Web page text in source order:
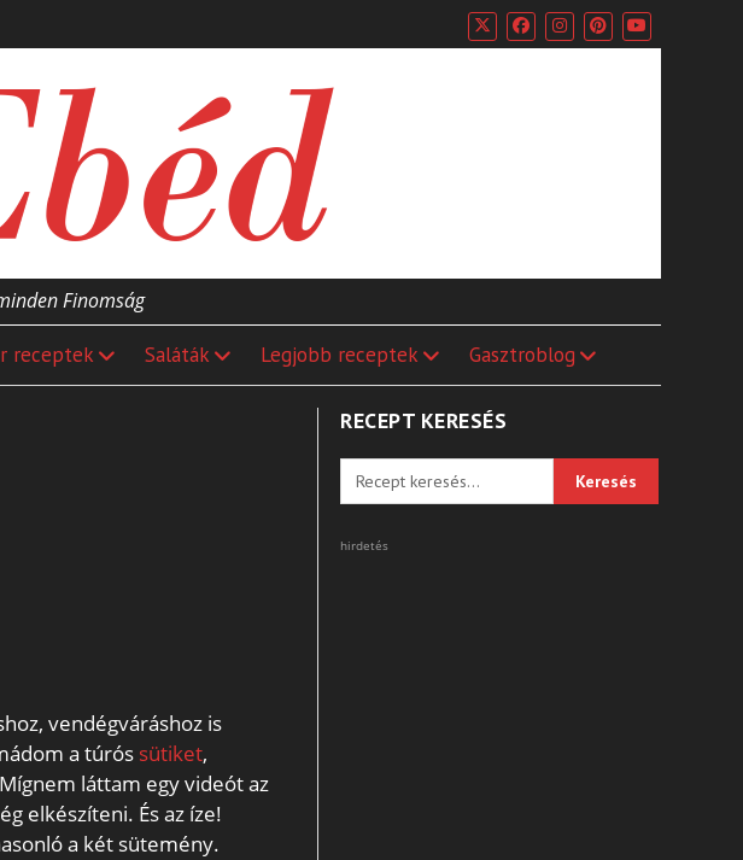
Finomság
receptek Saláták Legjobb receptek Gasztroblog
vendégváráshoz is
a túrós sütiket,
láttam egy videót az
elkészíteni. És az íze!
a két sütemény.
RECEPT KERESÉS
hirdetés